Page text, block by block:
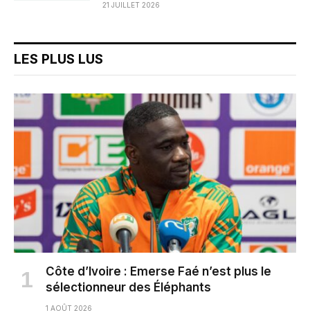
21 JUILLET 2026
LES PLUS LUS
Côte d’Ivoire : Emerse Faé n’est plus le
sélectionneur des Éléphants
1 AOÛT 2026